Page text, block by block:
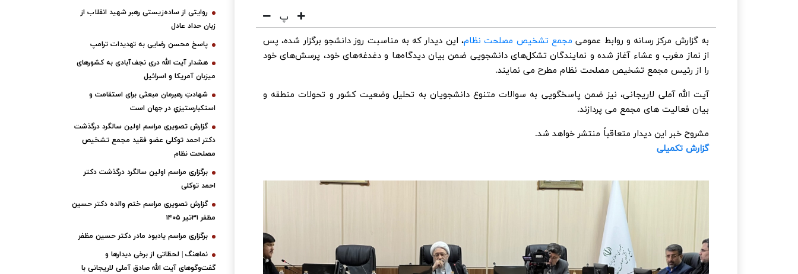
پ
به گزارش مرکز رسانه و روابط عمومی مجمع تشخیص مصلحت نظام، این دیدار که به مناسبت روز دانشجو برگزار شده، پس
از نماز مغرب و عشاء آغاز شده و نمایندگان تشکل‌های دانشجویی ضمن بیان دیدگاه‌ها و دغدغه‌های خود، پرسش‌های خود
را از رئیس مجمع تشخیص مصلحت نظام مطرح می نمایند.
آیت الله آملی لاریجانی، نیز ضمن پاسخگویی به سوالات متنوع دانشجویان به تحلیل وضعیت کشور و تحولات منطقه و
بیان فعالیت های مجمع می پردازند.
مشروح خبر این دیدار متعاقباً منتشر خواهد شد.
گزارش تکمیلی
روایتی از ساده‌زیستی رهبر شهید انقلاب از
زبان حداد عادل
پاسخ محسن رضایی به تهدیدات ترامپ
هشدار آیت الله دری نجف‌آبادی به کشورهای
میزبان آمریکا و اسرائیل
شهادتِ رهبرمان مبعثی برای استقامت و
استکبارستیزیِ در جهان است
گزارش تصویری مراسم اولین سالگرد درگذشت
دکتر احمد توکلی عضو فقید مجمع تشخیص
مصلحت نظام
برگزاری مراسم اولین سالگرد درگذشت دکتر
احمد توکلی
گزارش تصویری مراسم ختم والده دکتر حسین
مظفر ۳۱تیر ۱۴۰۵
برگزاری مراسم یادبود مادر دکتر حسین مظفر
نماهنگ | لحظاتی از برخی دیدارها و
گفت‌وگوهای آیت ‌الله صادق آملی لاریجانی با